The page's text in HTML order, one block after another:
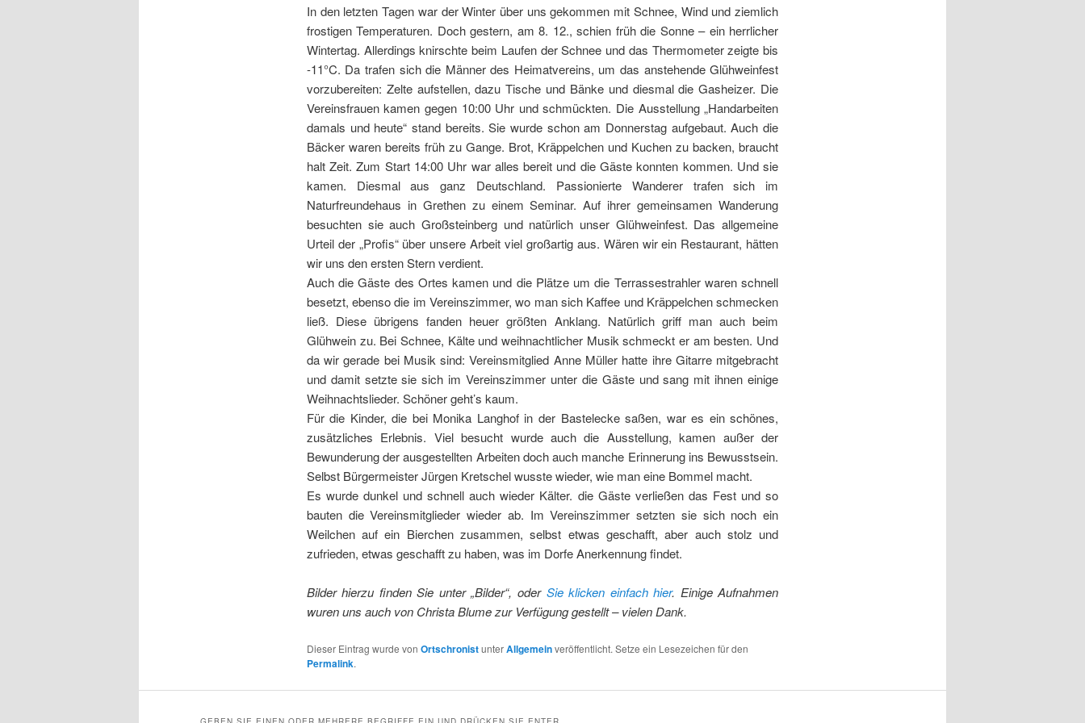
In den letzten Tagen war der Winter über uns gekommen mit Schnee, Wind und ziemlich
frostigen Temperaturen. Doch gestern, am 8. 12., schien früh die Sonne – ein herrlicher
Wintertag. Allerdings knirschte beim Laufen der Schnee und das Thermometer zeigte bis
-11°C. Da trafen sich die Männer des Heimatvereins, um das anstehende Glühweinfest
vorzubereiten: Zelte aufstellen, dazu Tische und Bänke und diesmal die Gasheizer. Die
Vereinsfrauen kamen gegen 10:00 Uhr und schmückten. Die Ausstellung „Handarbeiten
damals und heute“ stand bereits. Sie wurde schon am Donnerstag aufgebaut. Auch die
Bäcker waren bereits früh zu Gange. Brot, Kräppelchen und Kuchen zu backen, braucht
halt Zeit. Zum Start 14:00 Uhr war alles bereit und die Gäste konnten kommen. Und sie
kamen. Diesmal aus ganz Deutschland. Passionierte Wanderer trafen sich im
Naturfreundehaus in Grethen zu einem Seminar. Auf ihrer gemeinsamen Wanderung
besuchten sie auch Großsteinberg und natürlich unser Glühweinfest. Das allgemeine
Urteil der „Profis“ über unsere Arbeit viel großartig aus. Wären wir ein Restaurant, hätten
wir uns den ersten Stern verdient.
Auch die Gäste des Ortes kamen und die Plätze um die Terrassestrahler waren schnell
besetzt, ebenso die im Vereinszimmer, wo man sich Kaffee und Kräppelchen schmecken
ließ. Diese übrigens fanden heuer größten Anklang. Natürlich griff man auch beim
Glühwein zu. Bei Schnee, Kälte und weihnachtlicher Musik schmeckt er am besten. Und
da wir gerade bei Musik sind: Vereinsmitglied Anne Müller hatte ihre Gitarre mitgebracht
und damit setzte sie sich im Vereinszimmer unter die Gäste und sang mit ihnen einige
Weihnachtslieder. Schöner geht’s kaum.
Für die Kinder, die bei Monika Langhof in der Bastelecke saßen, war es ein schönes,
zusätzliches Erlebnis. Viel besucht wurde auch die Ausstellung, kamen außer der
Bewunderung der ausgestellten Arbeiten doch auch manche Erinnerung ins Bewusstsein.
Selbst Bürgermeister Jürgen Kretschel wusste wieder, wie man eine Bommel macht.
Es wurde dunkel und schnell auch wieder Kälter. die Gäste verließen das Fest und so
bauten die Vereinsmitglieder wieder ab. Im Vereinszimmer setzten sie sich noch ein
Weilchen auf ein Bierchen zusammen, selbst etwas geschafft, aber auch stolz und
zufrieden, etwas geschafft zu haben, was im Dorfe Anerkennung findet.
Bilder hierzu finden Sie unter „Bilder“, oder Sie klicken einfach hier. Einige Aufnahmen
wuren uns auch von Christa Blume zur Verfügung gestellt – vielen Dank.
Dieser Eintrag wurde von OrtschronistunterAllgemeinveröffentlicht. Setze ein Lesezeichen für den
Permalink.